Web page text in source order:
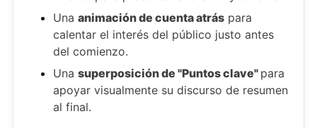
Una animación de cuenta atrás para
calentar el interés del público justo antes
del comienzo.
Una superposición de "Puntos clave" para
apoyar visualmente su discurso de resumen
al final.